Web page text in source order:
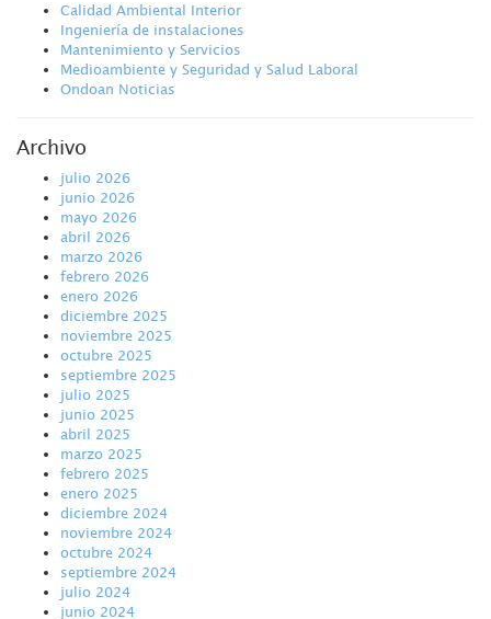
Calidad Ambiental Interior
Ingeniería de instalaciones
Mantenimiento y Servicios
Medioambiente y Seguridad y Salud Laboral
Ondoan Noticias
Archivo
julio 2026
junio 2026
mayo 2026
abril 2026
marzo 2026
febrero 2026
enero 2026
diciembre 2025
noviembre 2025
octubre 2025
septiembre 2025
julio 2025
junio 2025
abril 2025
marzo 2025
febrero 2025
enero 2025
diciembre 2024
noviembre 2024
octubre 2024
septiembre 2024
julio 2024
junio 2024